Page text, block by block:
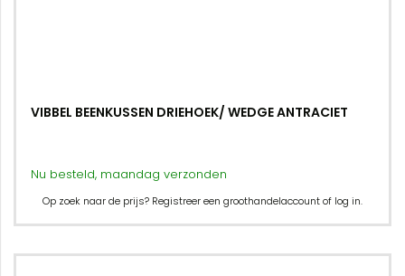
VIBBEL BEENKUSSEN DRIEHOEK/ WEDGE ANTRACIET
Nu besteld, maandag verzonden
Op zoek naar de prijs? Registreer een groothandelaccount of log in.